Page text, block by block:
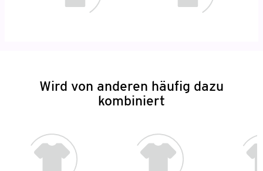
Wird von anderen häufig dazu
kombiniert